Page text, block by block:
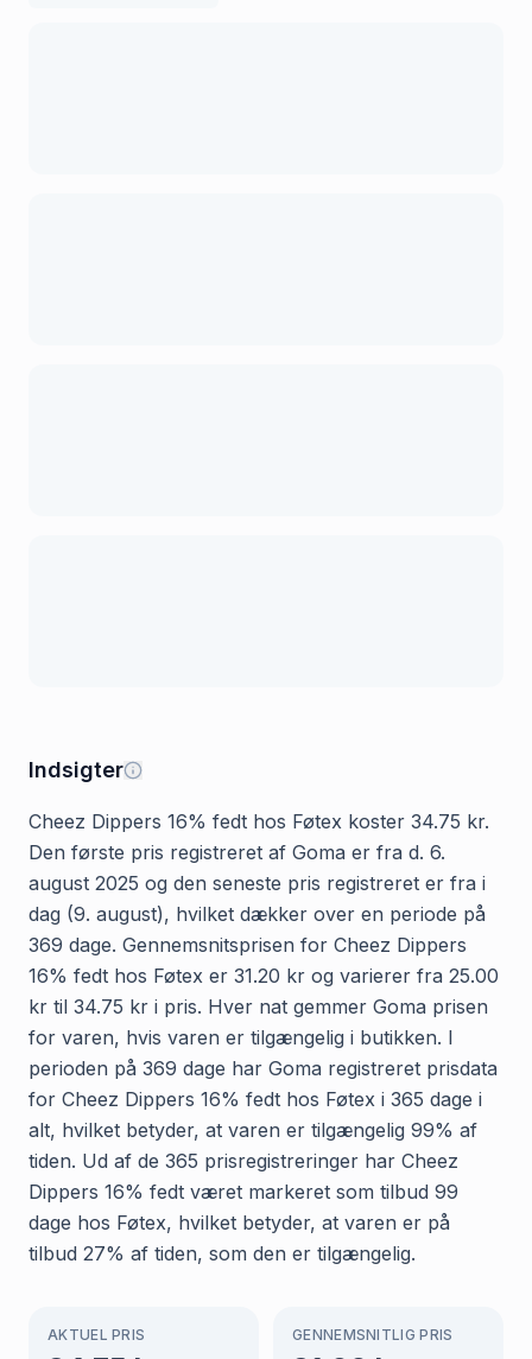
Indsigter
Cheez Dippers 16% fedt hos Føtex koster 34.75 kr.
Den første pris registreret af Goma er fra d. 6.
august 2025 og den seneste pris registreret er fra i
dag (9. august), hvilket dækker over en periode på
369 dage. Gennemsnitsprisen for Cheez Dippers
16% fedt hos Føtex er 31.20 kr og varierer fra 25.00
kr til 34.75 kr i pris. Hver nat gemmer Goma prisen
for varen, hvis varen er tilgængelig i butikken. I
perioden på 369 dage har Goma registreret prisdata
for Cheez Dippers 16% fedt hos Føtex i 365 dage i
alt, hvilket betyder, at varen er tilgængelig 99% af
tiden. Ud af de 365 prisregistreringer har Cheez
Dippers 16% fedt været markeret som tilbud 99
dage hos Føtex, hvilket betyder, at varen er på
tilbud 27% af tiden, som den er tilgængelig.
AKTUEL PRIS GENNEMSNITLIG PRIS